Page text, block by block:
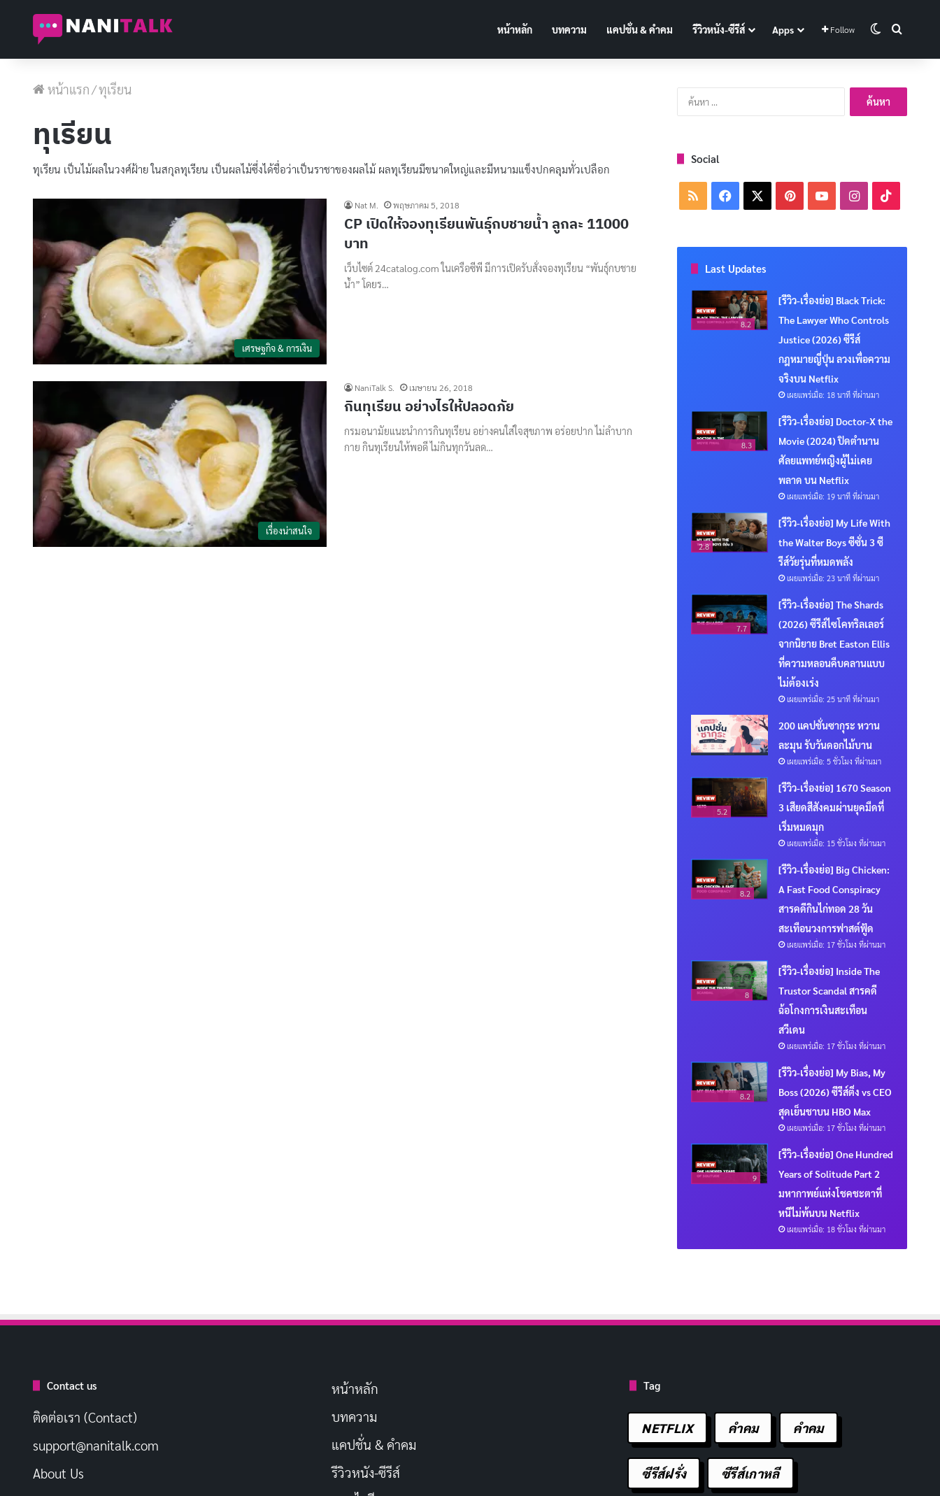
หน้าหลัก บทความ แคปชั่น & คำคม รีวิวหนัง-ซีรีส์ Apps Follow Switch skin
หน้าแรก/ทุเรียน
ทุเรียน
ทุเรียน เป็นไม้ผลในวงศ์ฝ้าย ในสกุลทุเรียน เป็นผลไม้ซึ่งได้ชื่อว่าเป็นราชาของผลไม้ ผลทุเรียนมีขนาดใหญ่และมีหนามแข็งปกคลุมทั่วเปลือก
เศรษฐกิจ & การเงิน
Nat M. พฤษภาคม 5, 2018
CP เปิดให้จองทุเรียนพันธุ์กบชายน้ำ ลูกละ 11000
บาท
เว็บไซต์ 24catalog.com ในเครือซีพี มีการเปิดรับสั่งจองทุเรียน “พันธุ์กบชาย
น้ำ” โดยร…
เรื่องน่าสนใจ
NaniTalk S. เมษายน 26, 2018
กินทุเรียน อย่างไรให้ปลอดภัย
กรมอนามัยแนะนำการกินทุเรียน อย่างคนใส่ใจสุขภาพ อร่อยปาก ไม่ลำบาก
กาย กินทุเรียนให้พอดี ไม่กินทุกวันลด…
ค้นหา
สำหรับ:
Social
RSS Facebook PinterestYouTubeInstagram
Last Updates
8.2
[รีวิว-เรื่องย่อ] Black Trick:
The Lawyer Who Controls
Justice (2026) ซีรีส์
กฎหมายญี่ปุ่น ลวงเพื่อความ
จริงบน Netflix
เผยแพร่เมื่อ: 18 นาที ที่ผ่านมา
8.3
[รีวิว-เรื่องย่อ] Doctor-X the
Movie (2024) ปิดตำนาน
ศัลยแพทย์หญิงผู้ไม่เคย
พลาด บน Netflix
เผยแพร่เมื่อ: 19 นาที ที่ผ่านมา
2.8
[รีวิว-เรื่องย่อ] My Life With
the Walter Boys ซีซั่น 3 ซี
รีส์วัยรุ่นที่หมดพลัง
เผยแพร่เมื่อ: 23 นาที ที่ผ่านมา
7.7
[รีวิว-เรื่องย่อ] The Shards
(2026) ซีรีส์ไซโคทริลเลอร์
จากนิยาย Bret Easton Ellis
ที่ความหลอนคืบคลานแบบ
ไม่ต้องเร่ง
เผยแพร่เมื่อ: 25 นาที ที่ผ่านมา
200 แคปชั่นซากุระ หวาน
ละมุน รับวันดอกไม้บาน
เผยแพร่เมื่อ: 5 ชั่วโมง ที่ผ่านมา
5.2
[รีวิว-เรื่องย่อ] 1670 Season
3 เสียดสีสังคมผ่านยุคมืดที่
เริ่มหมดมุก
เผยแพร่เมื่อ: 15 ชั่วโมง ที่ผ่านมา
8.2
[รีวิว-เรื่องย่อ] Big Chicken:
A Fast Food Conspiracy
สารคดีกินไก่ทอด 28 วัน
สะเทือนวงการฟาสต์ฟู้ด
เผยแพร่เมื่อ: 17 ชั่วโมง ที่ผ่านมา
8
[รีวิว-เรื่องย่อ] Inside The
Trustor Scandal สารคดี
ฉ้อโกงการเงินสะเทือน
สวีเดน
เผยแพร่เมื่อ: 17 ชั่วโมง ที่ผ่านมา
8.2
[รีวิว-เรื่องย่อ] My Bias, My
Boss (2026) ซีรีส์ติ่ง vs CEO
สุดเย็นชาบน HBO Max
เผยแพร่เมื่อ: 17 ชั่วโมง ที่ผ่านมา
9
[รีวิว-เรื่องย่อ] One Hundred
Years of Solitude Part 2
มหากาพย์แห่งโชคชะตาที่
หนีไม่พ้นบน Netflix
เผยแพร่เมื่อ: 18 ชั่วโมง ที่ผ่านมา
Contact us
ติดต่อเรา (Contact)
support@nanitalk.com
About Us
หน้าหลัก
บทความ
แคปชั่น & คำคม
รีวิวหนัง-ซีรีส์
Tag
NETFLIX คำคม คําคม
ซีรีส์ฝรั่ง ซีรีส์เกาหลี